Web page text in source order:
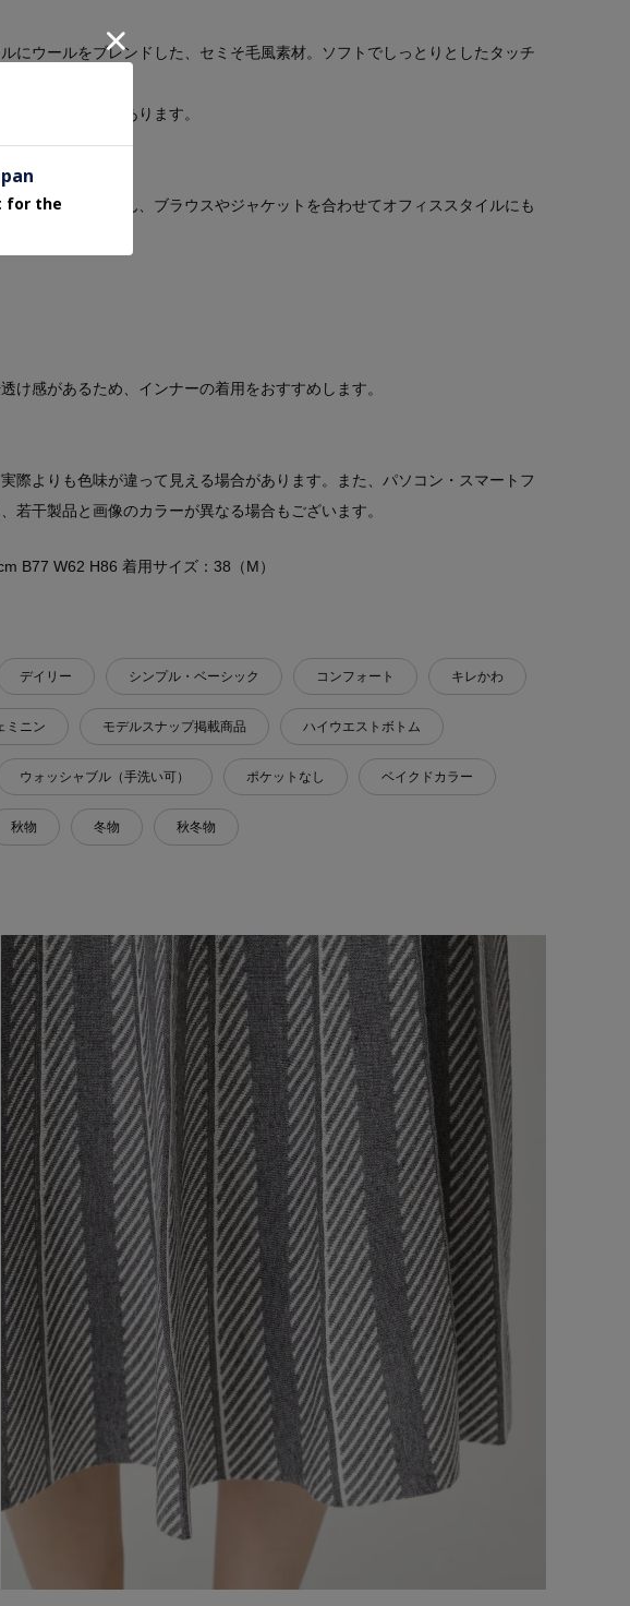
にウールをブレンドした、セミそ毛風素材。ソフトでしっとりとしたタッチ
して、温かみもあります。
】
ーンにはもちろん、ブラウスやジャケットを合わせてオフィススタイルにも
け感があるため、インナーの着用をおすすめします。
際よりも色味が違って見える場合があります。また、パソコン・スマートフ
若干製品と画像のカラーが異なる場合もございます。
B77 W62 H86 着用サイズ：38（M）
デイリー シンプル・ベーシック コンフォート キレかわ
ミニン モデルスナップ掲載商品 ハイウエストボトム
ウォッシャブル（手洗い可） ポケットなし ベイクドカラー
秋物 冬物 秋冬物